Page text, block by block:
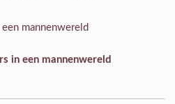
mannenwereld
in een mannenwereld